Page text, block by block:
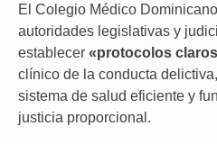
El Colegio Médico
autoridades legislativas y
establecer «protocolos
clínico de la conducta
sistema de salud eficiente y
justicia proporcional.